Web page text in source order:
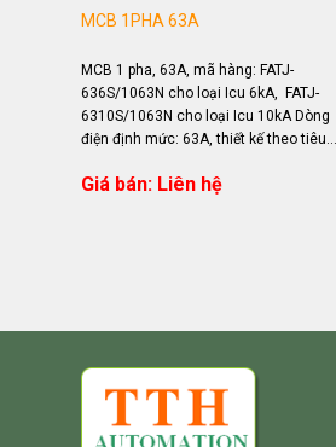
MCB 1PHA 63A
MCB 1 pha, 63A, mã hàng: FATJ-
636S/1063N cho loại Icu 6kA, FATJ-
6310S/1063N cho loại Icu 10kA Dòng
điện định mức: 63A, thiết kế theo tiêu
Giá bán: Liên hệ